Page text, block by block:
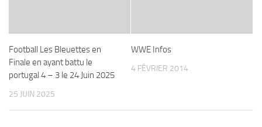
Football Les Bleuettes en
Finale en ayant battu le
portugal 4 – 3 le 24 Juin 2025
25 JUIN 2025
WWE Infos
4 FÉVRIER 2014